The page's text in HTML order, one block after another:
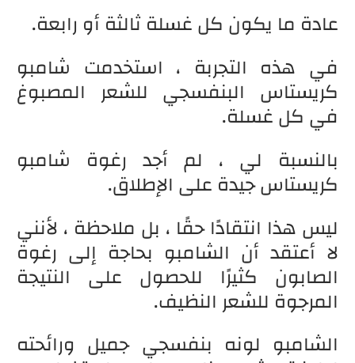
عادة ما يكون كل غسلة ثالثة أو رابعة.
في هذه التجربة ، استخدمت شامبو
كريستاس البنفسجي للشعر المصبوغ
في كل غسلة.
بالنسبة لي ، لم أجد رغوة شامبو
كريستاس جيدة على الإطلاق.
ليس هذا انتقادًا حقًا ، بل ملاحظة ، لأنني
لا أعتقد أن الشامبو بحاجة إلى رغوة
الصابون كثيرًا للحصول على النتيجة
المرجوة للشعر النظيف.
الشامبو لونه بنفسجي جميل ورائحته